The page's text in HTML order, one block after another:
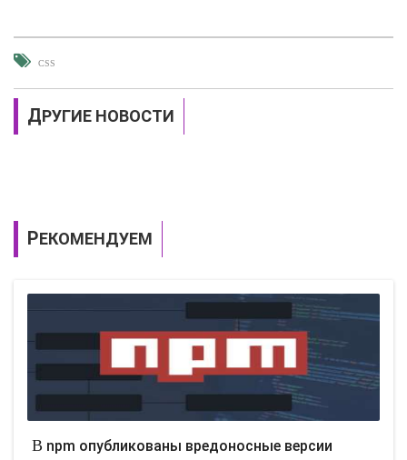
CSS
ДРУГИЕ НОВОСТИ
РЕКОМЕНДУЕМ
В npm опубликованы вредоносные версии